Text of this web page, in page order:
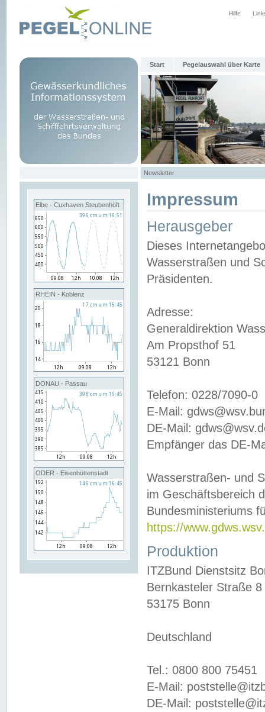
Hilfe
Start Pegelauswahl über Karte
Newsletter
Elbe - Cuxhaven Steubenhöft
RHEIN - Koblenz
DONAU - Passau
ODER - Eisenhüttenstadt
Impressum
Herausgeber
Dieses
Wasserstraßen und
Präsidenten.
Adresse:
Generaldirektion
Am Propsthof 51
53121 Bonn
Telefon: 0228/7090-0
E-Mail:
DE-Mail:
Empfänger das DE-
Wasserstraßen- und
im Geschäftsbereich
Bundesministeriums
https://
Produktion
ITZBund Dienstsitz
Bernkasteler Straße 8
53175 Bonn
Deutschland
Tel.: 0800 800 75451
E-Mail:
DE-Mail: